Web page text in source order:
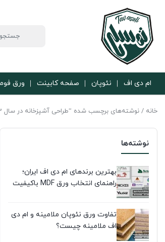
ام دی اف نئوپان صفحه کابینت ورق
خانه / نوشته‌های برچسب شده “طراحی آشپزخانه در سال 2023”
نوشته‌ها
بهترین برندهای ام دی اف ایران؛
راهنمای انتخاب ورق MDF باکیفیت
تفاوت ورق نئوپان ملامینه و ام دی
اف ملامینه چیست؟